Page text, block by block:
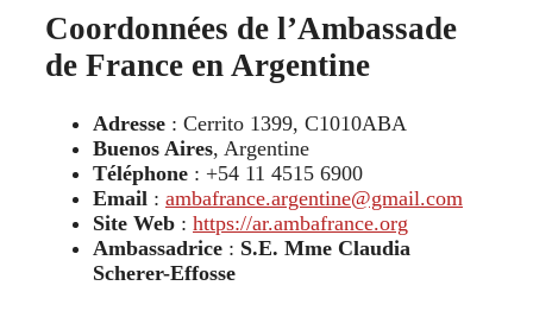
Coordonnées de l’Ambassade
de France en Argentine
Adresse : Cerrito 1399, C1010ABA
Buenos Aires, Argentine
Téléphone : +54 11 4515 6900
Email : ambafrance.argentine@gmail.com
Site Web : https://ar.ambafrance.org
Ambassadrice : S.E. Mme Claudia
Scherer-Effosse